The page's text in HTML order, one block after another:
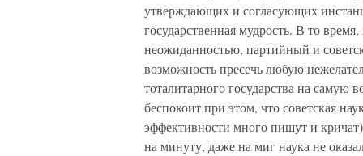
утверждающих и согласующих
государственная мудрость. В то
неожиданностью, партийный и
возможность пресечь любую
тоталитарного государства на
беспокоит при этом, что советская
эффективности много пишут и
на минуту, даже на миг наука не